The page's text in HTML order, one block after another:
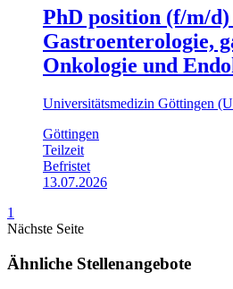
PhD position (f/m/
Gastroenterologie,
Onkologie und
Universitätsmedizin Göttingen
Göttingen
Teilzeit
Befristet
13.07.2026
1
Nächste Seite
Ähnliche Stellenangebote